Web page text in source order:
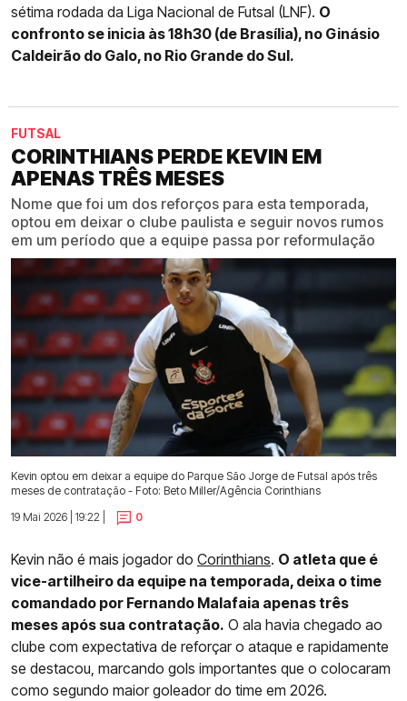
sétima rodada da Liga Nacional de Futsal (LNF). O
confronto se inicia às 18h30 (de Brasília), no Ginásio
Caldeirão do Galo, no Rio Grande do Sul.
FUTSAL
CORINTHIANS PERDE KEVIN EM
APENAS TRÊS MESES
Nome que foi um dos reforços para esta temporada,
optou em deixar o clube paulista e seguir novos rumos
em um período que a equipe passa por reformulação
Kevin optou em deixar a equipe do Parque São Jorge de Futsal após três
meses de contratação - Foto: Beto Miller/Agência Corinthians
19 Mai 2026 | 19:22 |
0
Kevin não é mais jogador do Corinthians. O atleta que é
vice-artilheiro da equipe na temporada, deixa o time
comandado por Fernando Malafaia apenas três
meses após sua contratação. O ala havia chegado ao
clube com expectativa de reforçar o ataque e rapidamente
se destacou, marcando gols importantes que o colocaram
como segundo maior goleador do time em 2026.